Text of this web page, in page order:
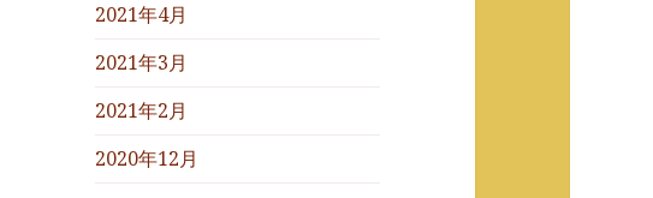
2021年4月
2021年3月
2021年2月
2020年12月